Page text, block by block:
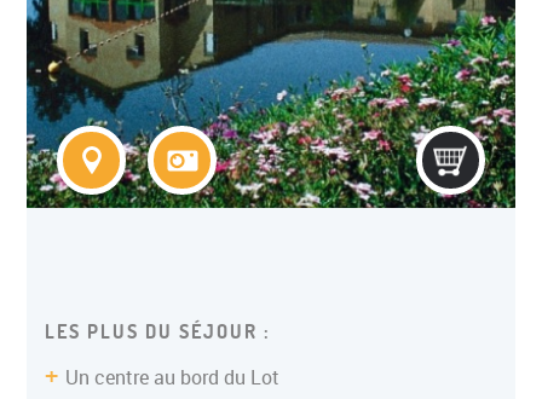
COLONIE ITINERANTE ADO
LES PLUS DU SÉJOUR :
Un centre au bord du Lot